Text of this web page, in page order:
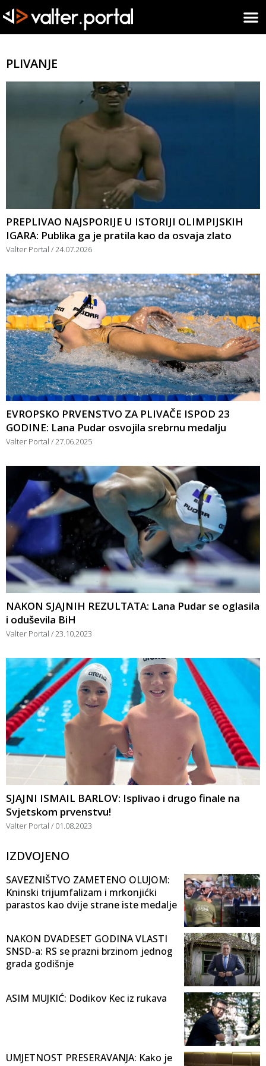
PLIVANJE
PREPLIVAO NAJSPORIJE U ISTORIJI OLIMPIJSKIH
IGARA: Publika ga je pratila kao da osvaja zlato
Valter Portal 24.07.2026
EVROPSKO PRVENSTVO ZA PLIVAČE ISPOD 23
GODINE: Lana Pudar osvojila srebrnu medalju
Valter Portal 27.06.2025
NAKON SJAJNIH REZULTATA: Lana Pudar se oglasila
i oduševila BiH
Valter Portal 23.10.2023
SJAJNI ISMAIL BARLOV: Isplivao i drugo finale na
Svjetskom prvenstvu!
Valter Portal 01.08.2023
IZDVOJENO
SAVEZNIŠTVO ZAMETENO OLUJOM:
Kninski trijumfalizam i mrkonjićki
parastos kao dvije strane iste medalje
NAKON DVADESET GODINA VLASTI
SNSD-a: RS se prazni brzinom jednog
grada godišnje
ASIM MUJKIĆ: Dodikov Kec iz rukava
UMJETNOST PRESERAVANJA: Kako je